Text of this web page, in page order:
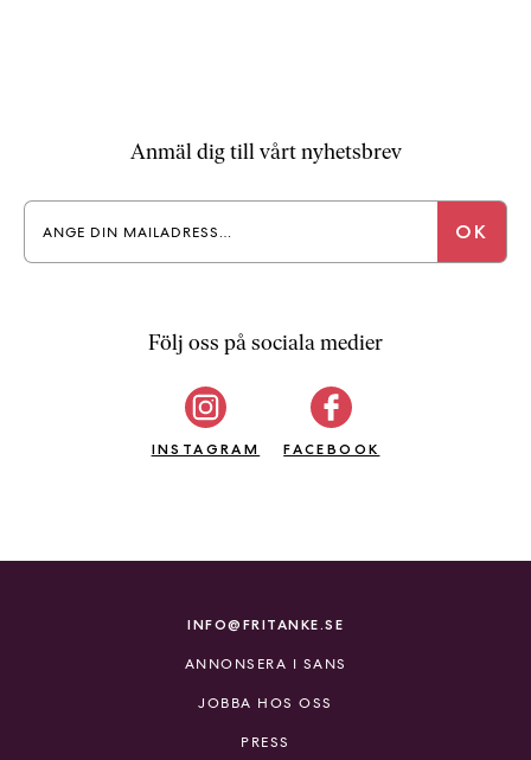
Anmäl dig till vårt nyhetsbrev
Följ oss på sociala medier
INSTAGRAM FACEBOOK
INFO@FRITANKE.SE
ANNONSERA I SANS
JOBBA HOS OSS
PRESS